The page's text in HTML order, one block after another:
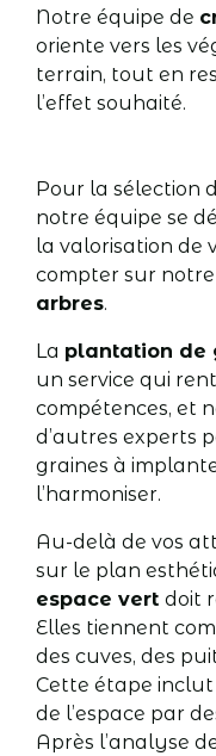
Notre équipe de
oriente vers les
terrain, tout en
l’effet souhaité.
Pour la sélection
notre équipe se
la valorisation de
compter sur
arbres.
La plantation de
un service qui
compétences, et
d’autres experts
graines à
l’harmoniser.
Au-delà de vos
sur le plan
espace vert doit
Elles tiennent
des cuves, des
Cette étape
de l’espace par
Après l’analyse